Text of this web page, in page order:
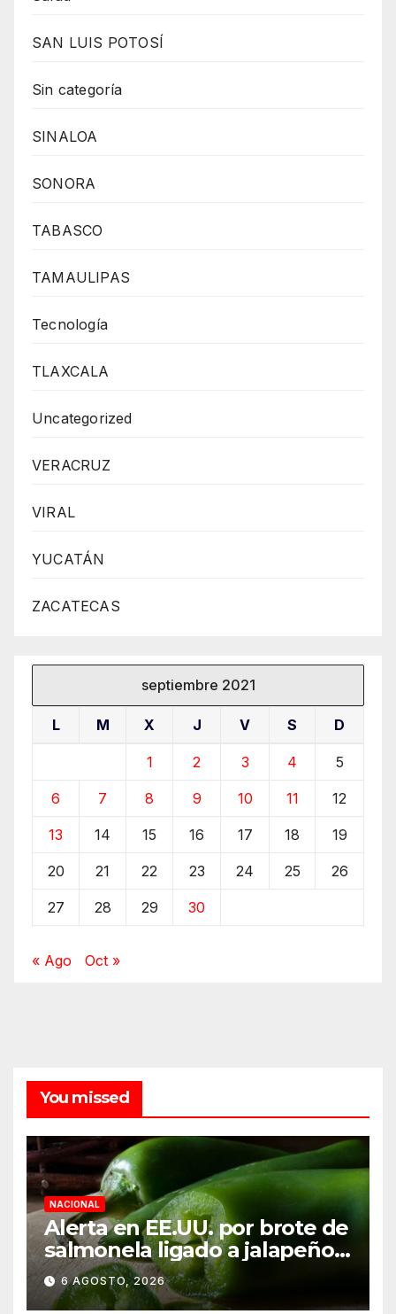
SAN LUIS POTOSÍ
Sin categoría
SINALOA
SONORA
TABASCO
TAMAULIPAS
Tecnología
TLAXCALA
Uncategorized
VERACRUZ
VIRAL
YUCATÁN
ZACATECAS
septiembre 2021
L M X J V S D
1 2 3 4 5
6 7 8 9 10 11 12
13 14 15 16 17 18 19
20 21 22 23 24 25 26
27 28 29 30
« Ago Oct »
You missed
NACIONAL
Alerta en EE.UU. por brote de
salmonela ligado a jalapeños
mexicanos; reportan 345
casos
6 AGOSTO, 2026